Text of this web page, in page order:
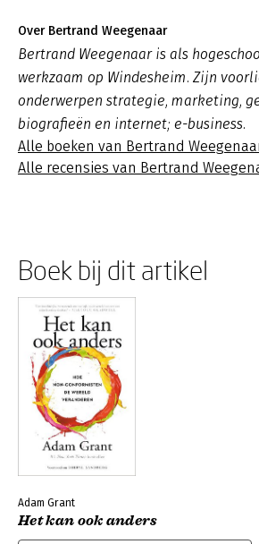
Over Bertrand Weegenaar
Bertrand Weegenaar is als
werkzaam op Windesheim. Zijn
onderwerpen strategie, marketing,
biografieën en internet; e-business.
Alle boeken van Bertrand
Alle recensies van Bertrand
Boek bij dit artikel
Adam Grant
Het kan ook anders